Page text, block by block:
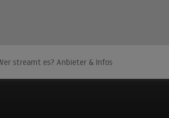
streamt es? Anbieter & Infos